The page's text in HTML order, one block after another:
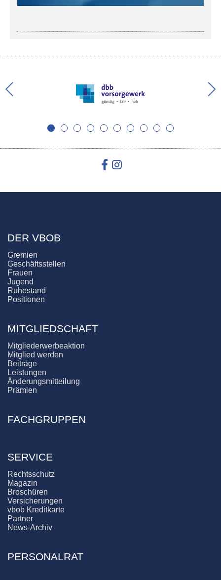
DER VBOB
Gremien
Geschäftsstellen
Frauen
Jugend
Ruhestand
Positionen
MITGLIEDSCHAFT
Mitgliederwerbeaktion
Mitglied werden
Beiträge
Leistungen
Änderungsmitteilung
Prämien
FACHGRUPPEN
SERVICE
Rechtsschutz
Magazin
Broschüren
Versicherungen
vbob Kreditkarte
Partner
News-Archiv
PERSONALRAT